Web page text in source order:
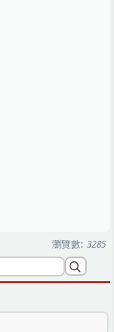
瀏覽數: 3285